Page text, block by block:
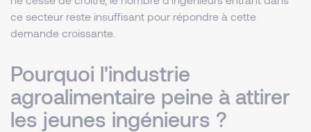
ce secteur reste insuffisant pour répondre à cette
demande croissante.
Pourquoi l'industrie
agroalimentaire peine à attirer
les jeunes ingénieurs ?